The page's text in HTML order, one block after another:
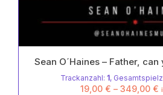
Sean O´Haines – Father,
Trackanzahl: 1,
19,00 € – 349,00 €